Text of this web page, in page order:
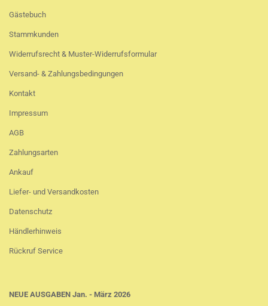
Gästebuch
Stammkunden
Widerrufsrecht & Muster-Widerrufsformular
Versand- & Zahlungsbedingungen
Kontakt
Impressum
AGB
Zahlungsarten
Ankauf
Liefer- und Versandkosten
Datenschutz
Händlerhinweis
Rückruf Service
NEUE AUSGABEN Jan. - März 2026